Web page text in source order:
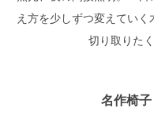
え方を少しずつ変えてい
切り取りた
名作椅